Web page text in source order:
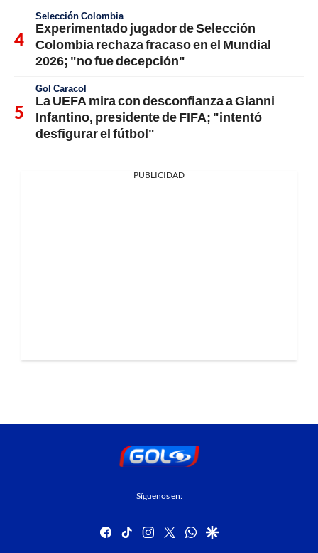
Selección Colombia
Experimentado jugador de Selección
Colombia rechaza fracaso en el Mundial
2026; "no fue decepción"
Gol Caracol
La UEFA mira con desconfianza a Gianni
Infantino, presidente de FIFA; "intentó
desfigurar el fútbol"
PUBLICIDAD
Síguenos en:
facebook
tiktok instagram
twitterwhatsapp
google